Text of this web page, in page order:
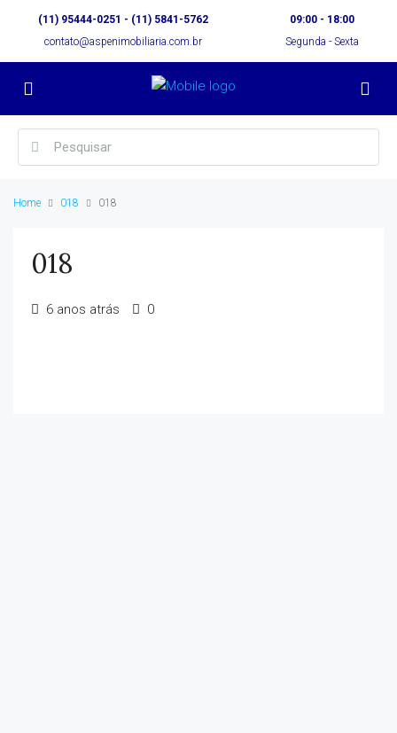
(11) 95444-0251 - (11) 5841-5762
contato@aspenimobiliaria.com.br
09:00 - 18:00
Segunda - Sexta
Home 018 018
018
6 anos atrás 0